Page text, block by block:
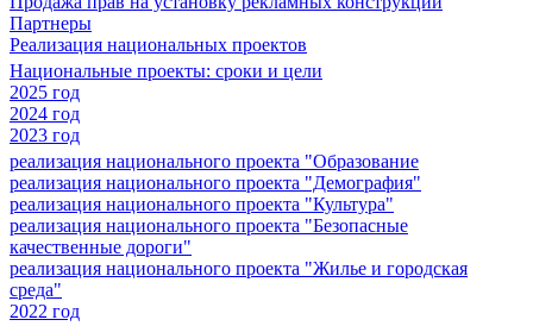
Партнеры
Реализация национальных проектов
Национальные проекты: сроки и цели
2025 год
2024 год
2023 год
реализация национального проекта "Образование
реализация национального проекта "Демография"
реализация национального проекта "Культура"
реализация национального проекта "Безопасные
качественные дороги"
реализация национального проекта "Жилье и городская
среда"
2022 год